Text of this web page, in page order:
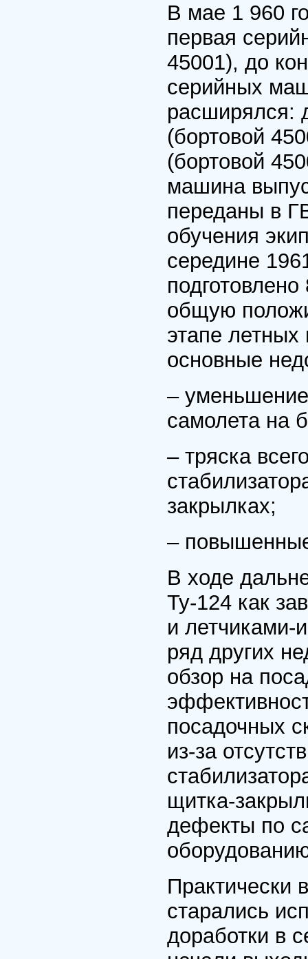
В мае 1 960
первая
45001), до
серийных
расширялся:
(бортовой
(бортовой
машина
переданы в
обучения
середине
общую
этапе
основные
–
самолета на
– тряска
закрылках;
–
В ходе
Ту-124 как
и летчиками-
ряд других
обзор на
посадочных
из-за
щитка-
дефекты по
Практически
старались
доработки в